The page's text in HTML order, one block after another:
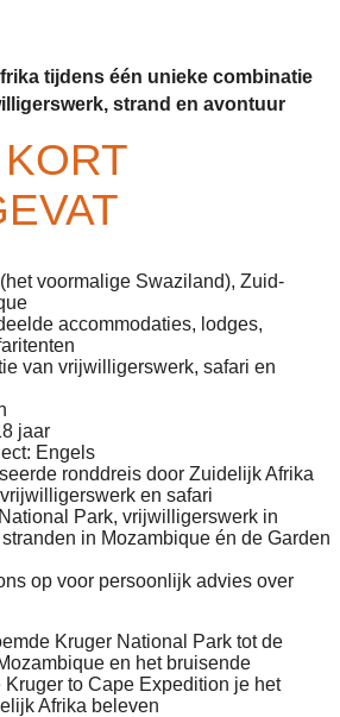
tijdens één unieke combinatie
strand en avontuur
voormalige Swaziland), Zuid-
accommodaties, lodges,
van vrijwilligerswerk, safari en
jaar
Engels
ronddreis door Zuidelijk Afrika
en safari
Park, vrijwilligerswerk in
in Mozambique én de Garden
op voor persoonlijk advies over
Kruger National Park tot de
en het bruisende
Kruger to Cape Expedition je het
Afrika beleven